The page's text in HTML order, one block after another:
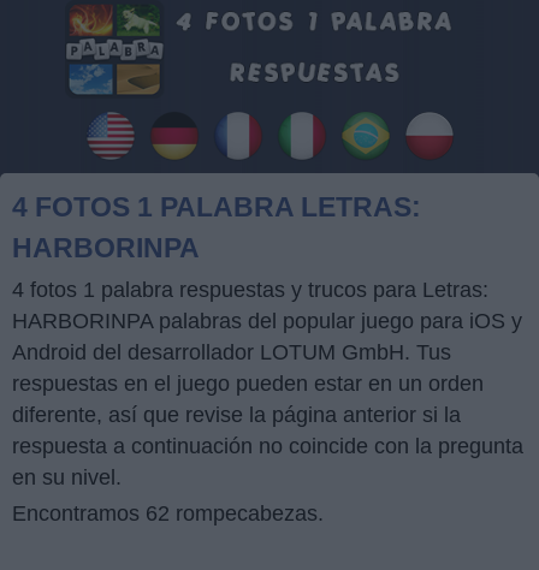
4 FOTOS 1 PALABRA LETRAS:
HARBORINPA
4 fotos 1 palabra respuestas y trucos para Letras:
HARBORINPA palabras del popular juego para iOS y
Android del desarrollador LOTUM GmbH. Tus
respuestas en el juego pueden estar en un orden
diferente, así que revise la página anterior si la
respuesta a continuación no coincide con la pregunta
en su nivel.
Encontramos 62 rompecabezas.